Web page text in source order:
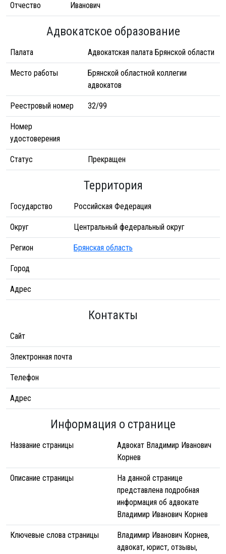
Отчество Иванович
Адвокатское образование
Палата Адвокатская палата Брянской области
Место работы
Брянской областной коллегии
адвокатов
Реестровый номер 32/99
Номер
удостоверения
Статус Прекращен
Территория
Государство Российская Федерация
Округ Центральный федеральный округ
Регион Брянская область
Город
Адрес
Контакты
Сайт
Электронная почта
Телефон
Адрес
Информация о странице
Название страницы
Адвокат Владимир Иванович
Корнев
Описание страницы
На данной странице
представлена подробная
информация об адвокате
Владимир Иванович Корнев
Ключевые слова страницы
Владимир Иванович Корнев,
адвокат, юрист, отзывы,